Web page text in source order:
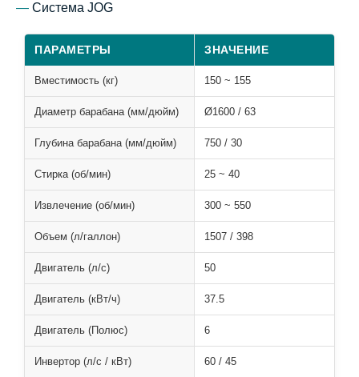
— Система JOG
ПАРАМЕТРЫ ЗНАЧЕНИЕ
Вместимость (кг) 150 ~ 155
Диаметр барабана (мм/дюйм) Ø1600 / 63
Глубина барабана (мм/дюйм) 750 / 30
Стирка (об/мин) 25 ~ 40
Извлечение (об/мин) 300 ~ 550
Объем (л/галлон) 1507 / 398
Двигатель (л/с) 50
Двигатель (кВт/ч) 37.5
Двигатель (Полюс) 6
Инвертор (л/с / кВт) 60 / 45